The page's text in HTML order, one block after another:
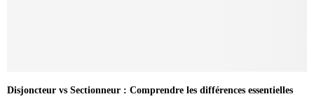
Disjoncteur vs Sectionneur : Comprendre les différences essentielles